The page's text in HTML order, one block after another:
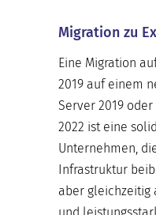
Migration zu
Eine Migration
2019 auf einem
Server 2019
2022 ist eine
Unternehmen,
Infrastruktur
aber